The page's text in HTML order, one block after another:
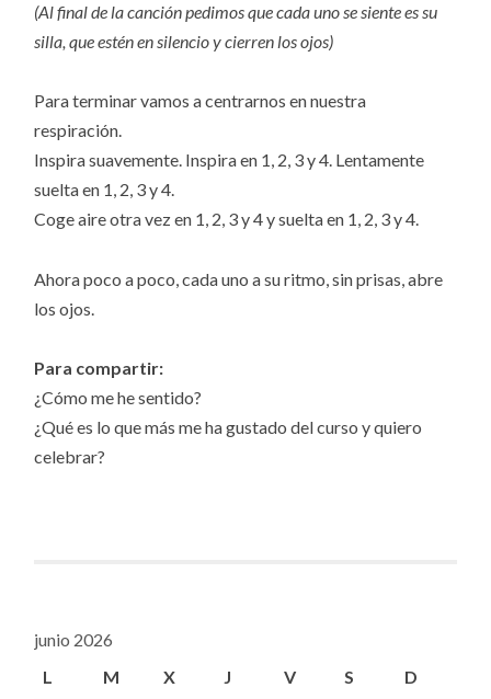
(Al final de la canción pedimos que cada uno se siente es su
silla, que estén en silencio y cierren los ojos)
Para terminar vamos a centrarnos en nuestra
respiración.
Inspira suavemente. Inspira en 1, 2, 3 y 4. Lentamente
suelta en 1, 2, 3 y 4.
Coge aire otra vez en 1, 2, 3 y 4 y suelta en 1, 2, 3 y 4.
Ahora poco a poco, cada uno a su ritmo, sin prisas, abre
los ojos.
Para compartir:
¿Cómo me he sentido?
¿Qué es lo que más me ha gustado del curso y quiero
celebrar?
junio 2026
L
M X J V S D